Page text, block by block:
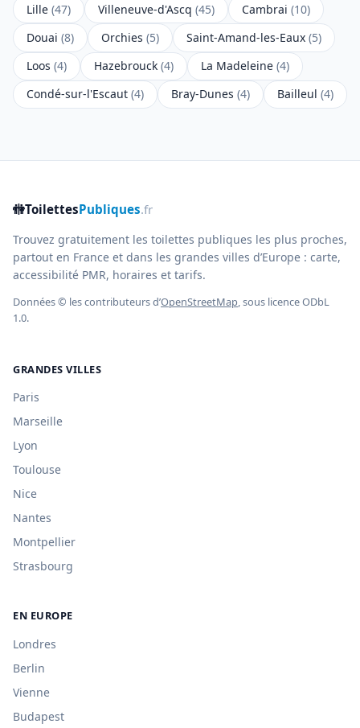
Lille (47) Villeneuve-d'Ascq (45) Cambrai (10)
Douai (8) Orchies (5) Saint-Amand-les-Eaux (5)
Loos (4) Hazebrouck (4) La Madeleine (4)
Condé-sur-l'Escaut (4) Bray-Dunes (4) Bailleul (4)
🚻ToilettesPubliques.fr
Trouvez gratuitement les toilettes publiques les plus proches,
partout en France et dans les grandes villes d’Europe : carte,
accessibilité PMR, horaires et tarifs.
Données © les contributeurs d’OpenStreetMap, sous licence ODbL
1.0.
GRANDES VILLES
Paris
Marseille
Lyon
Toulouse
Nice
Nantes
Montpellier
Strasbourg
EN EUROPE
Londres
Berlin
Vienne
Budapest